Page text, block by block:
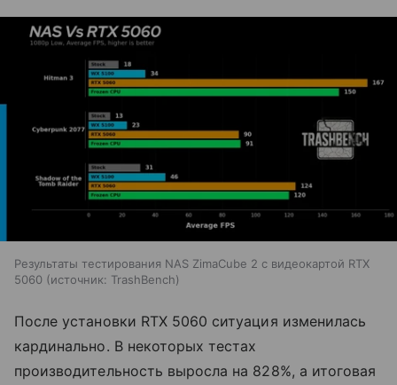
Результаты тестирования NAS ZimaCube 2 с видеокартой RTX
5060
источник: TrashBench
После установки RTX 5060 ситуация изменилась
кардинально. В некоторых тестах
производительность выросла на 828%, а итоговая